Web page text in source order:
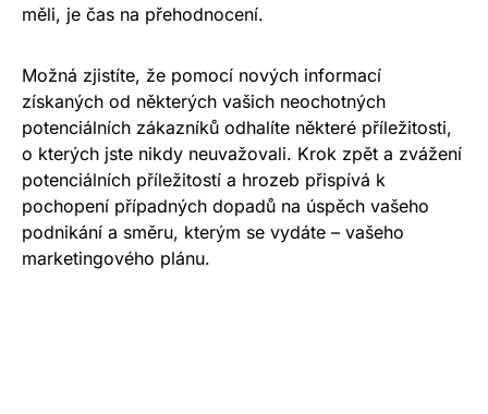
měli, je čas na přehodnocení.
Možná zjistíte, že pomocí nových informací
získaných od některých vašich neochotných
potenciálních zákazníků odhalíte některé příležitosti,
o kterých jste nikdy neuvažovali. Krok zpět a zvážení
potenciálních příležitostí a hrozeb přispívá k
pochopení případných dopadů na úspěch vašeho
podnikání a směru, kterým se vydáte – vašeho
marketingového plánu.